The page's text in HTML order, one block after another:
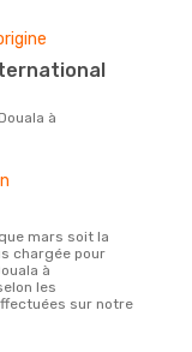
chargée pour
à
les
sur notre